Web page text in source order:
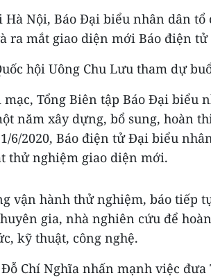
Hà Nội, Báo Đại biểu nhân dân
ra mắt giao diện mới Báo điện
hội Uông Chu Lưu tham dự
Tổng Biên tập Báo Đại biểu
năm xây dựng, bổ sung, hoàn
6/2020, Báo điện tử Đại biểu
thử nghiệm giao diện mới.
vận hành thử nghiệm, báo tiếp
gia, nhà nghiên cứu để
kỹ thuật, công nghệ.
Chí Nghĩa nhấn mạnh việc